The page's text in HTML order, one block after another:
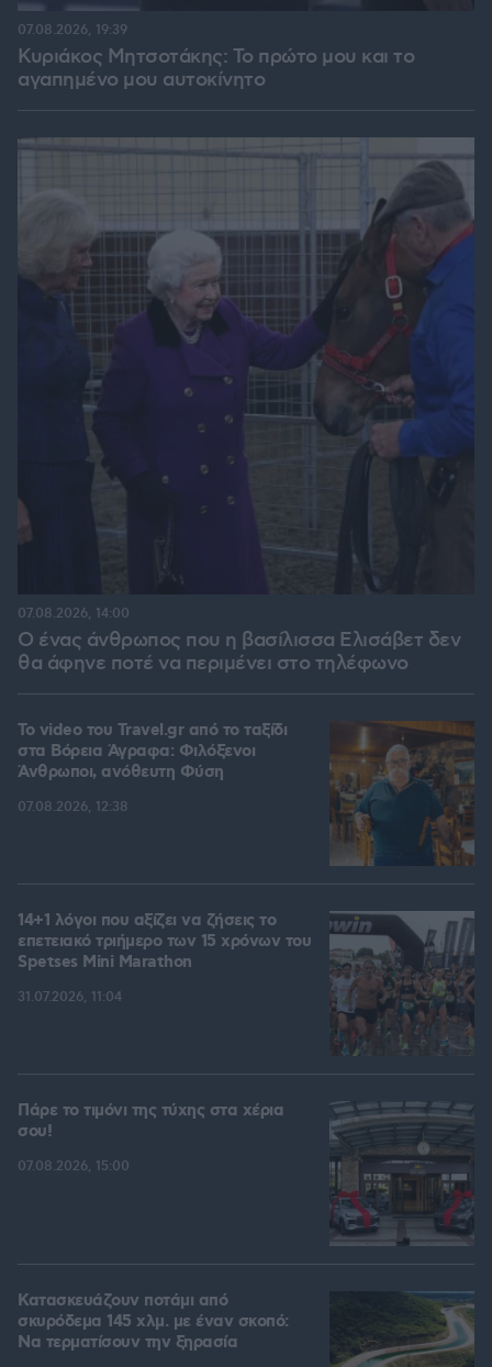
Κυριάκος Μητσοτάκης: Το πρώτο μου και το
αγαπημένο μου αυτοκίνητο
07.08.2026, 19:39
Ο ένας άνθρωπος που η βασίλισσα Ελισάβετ δεν
θα άφηνε ποτέ να περιμένει στο τηλέφωνο
07.08.2026, 14:00
To video του Travel.gr από το ταξίδι
στα Βόρεια Άγραφα: Φιλόξενοι
Άνθρωποι, ανόθευτη Φύση
07.08.2026, 12:38
14+1 λόγοι που αξίζει να ζήσεις το
επετειακό τριήμερο των 15 χρόνων του
Spetses Mini Marathon
31.07.2026, 11:04
Πάρε το τιμόνι της τύχης στα χέρια
σου!
07.08.2026, 15:00
Κατασκευάζουν ποτάμι από
σκυρόδεμα 145 χλμ. με έναν σκοπό:
Να τερματίσουν την ξηρασία